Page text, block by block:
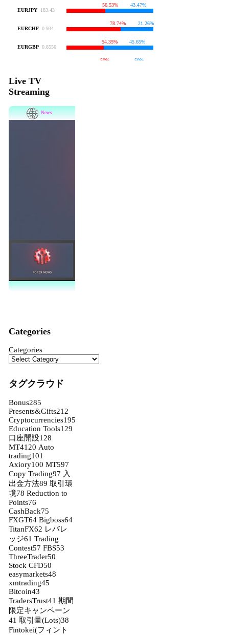
Live TV
Streaming
Categories
Categories
タグクラウド
Bonus285
Presents&Gifts212
Cryptocurrencies195
Education Tools129
口座開設128
MT4120 Auto
trading101
Axiory100 MT597
Copy Trading97 入
出金方法89 取引環
境78 Reduction to
Points76
CashBack75
FXGT64 Bigboss64
TitanFX62 レバレ
ッジ61 Trading
Contest57 FBS53
ThreeTrader50
Stock CFD50
easymarkets48
xmtrading45
Bitcoin43
TradersTrust41 期間
限定キャンペーン
41 取引量(Lots)38
Fintokei(フィント